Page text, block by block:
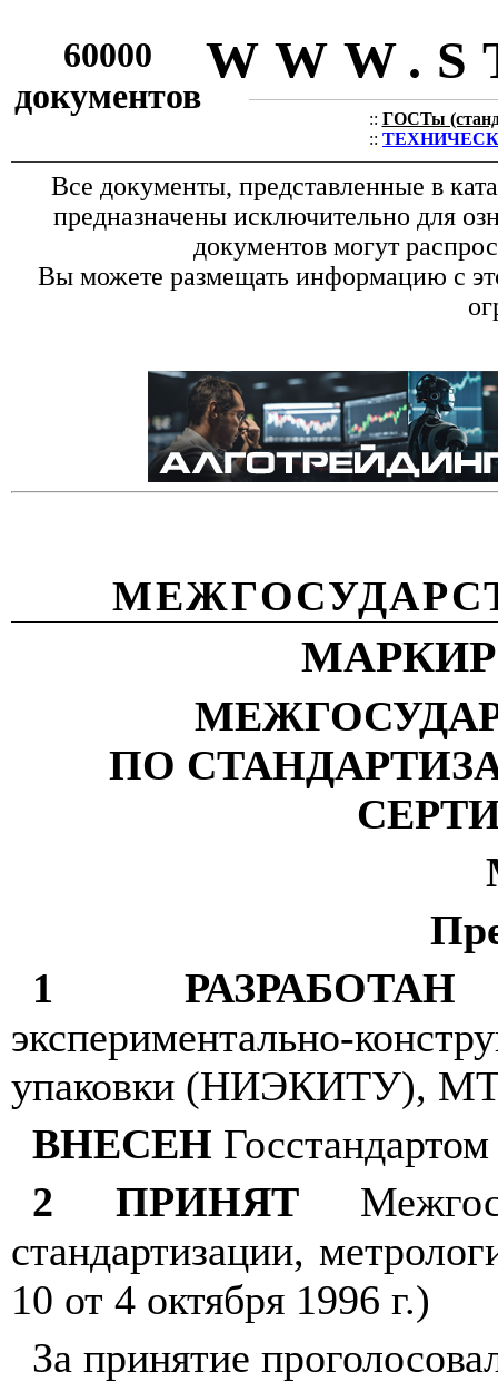
60000
документов
:: ГОСТы
::
Все документы, представленные в
предназначены исключительно для
документов могут
Вы можете размещать информацию с
ПО
1 РАЗРАБОТАН
экспериментально-
упаковки (НИЭКИТУ),
ВНЕСЕН
2 ПРИНЯТ
стандартизации,
10 от 4 октября 1996 г.)
За принятие